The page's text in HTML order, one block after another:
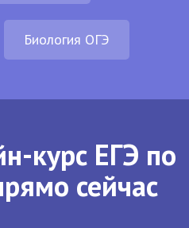
Биология ОГЭ
курс ЕГЭ по
сейчас